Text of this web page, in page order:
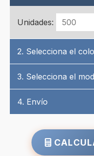
Unidades:
2. Selecciona el
3. Selecciona el
4. Envío